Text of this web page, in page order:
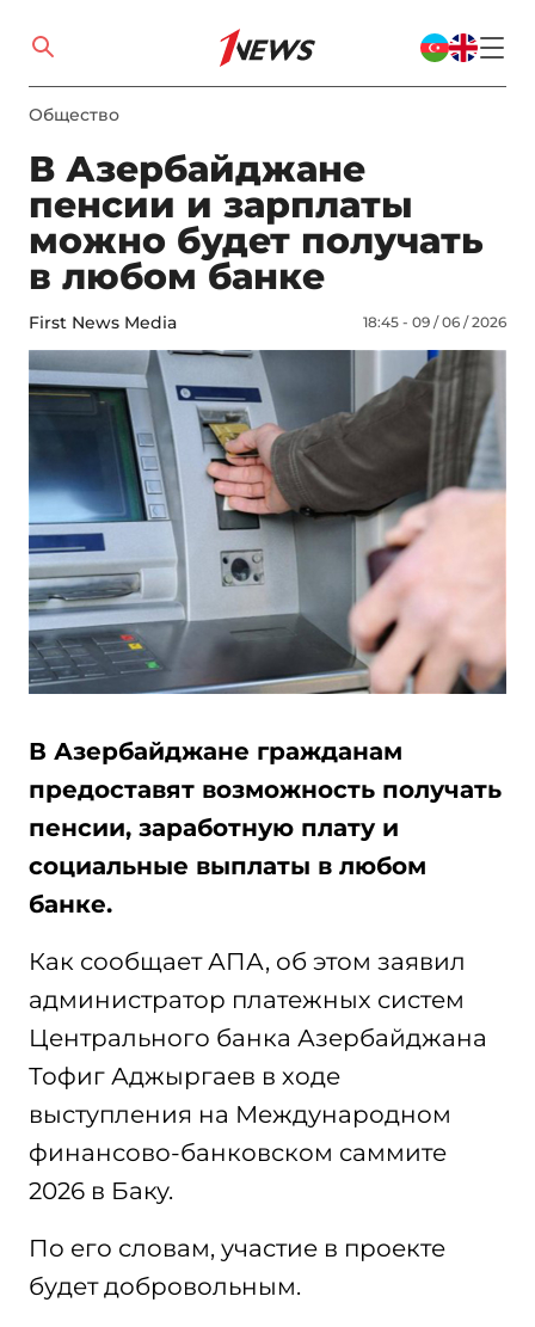
Общество
В Азербайджане
пенсии и зарплаты
можно будет получать
в любом банке
First News Media 18:45 - 09 / 06 / 2026
В Азербайджане гражданам
предоставят возможность получать
пенсии, заработную плату и
социальные выплаты в любом
банке.
Как сообщает АПА, об этом заявил
администратор платежных систем
Центрального банка Азербайджана
Тофиг Аджыргаев в ходе
выступления на Международном
финансово-банковском саммите
2026 в Баку.
По его словам, участие в проекте
будет добровольным.